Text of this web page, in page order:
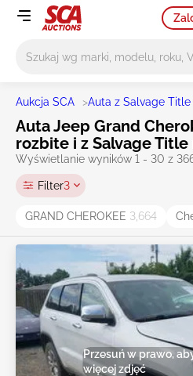
Aukcja SCA >Auta z Salvage Title
Auta Jeep Grand
rozbite i z Salvage Title
Wyświetlanie wyników 1 - 30 z
Filter3
GRAND CHEROKEE 3,664
Przesuń w prawo,
więcej zdjęć